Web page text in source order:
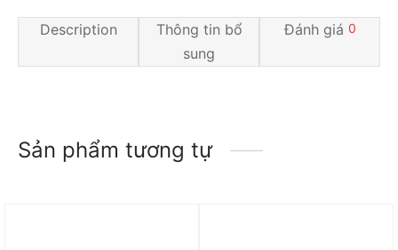
Description
Thông tin bổ
sung
Đánh giá 0
Sản phẩm tương tự